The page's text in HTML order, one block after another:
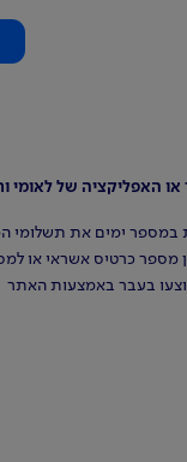
של לאומי
ימים את תשלומי
מספר כרטיס אשראי או
בעבר באמצעות האתר